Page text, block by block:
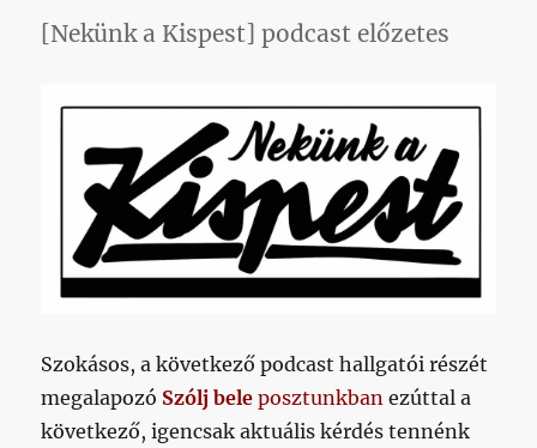
[Nekünk a Kispest] podcast előzetes
Szokásos, a következő podcast hallgatói részét
megalapozó Szólj bele posztunkban ezúttal a
következő, igencsak aktuális kérdés tennénk